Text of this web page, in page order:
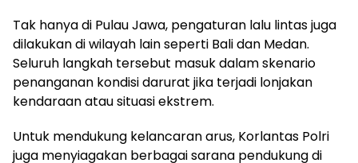
Tak hanya di Pulau Jawa, pengaturan lalu lintas juga
dilakukan di wilayah lain seperti Bali dan Medan.
Seluruh langkah tersebut masuk dalam skenario
penanganan kondisi darurat jika terjadi lonjakan
kendaraan atau situasi ekstrem.
Untuk mendukung kelancaran arus, Korlantas Polri
juga menyiagakan berbagai sarana pendukung di